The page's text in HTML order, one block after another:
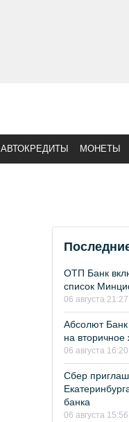
АВТОКРЕДИТЫ МОНЕТЫ
ОТП Банк
список
06 августа 21:27
Абсолют
на вторичное
06 августа 16:20
Сбер
банка
06 августа 15:56